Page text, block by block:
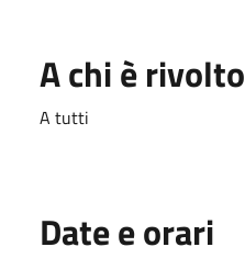
A chi è rivolto
A tutti
Date e orari